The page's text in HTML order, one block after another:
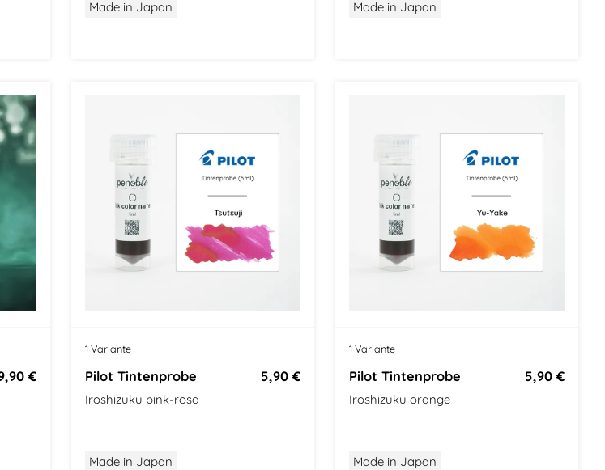
Made in Japan Made in Japan
€
1 Variante
Pilot Tintenprobe 5,90 €
Iroshizuku pink-rosa
Made in Japan
1 Variante
Pilot Tintenprobe 5,90 €
Iroshizuku orange
Made in Japan